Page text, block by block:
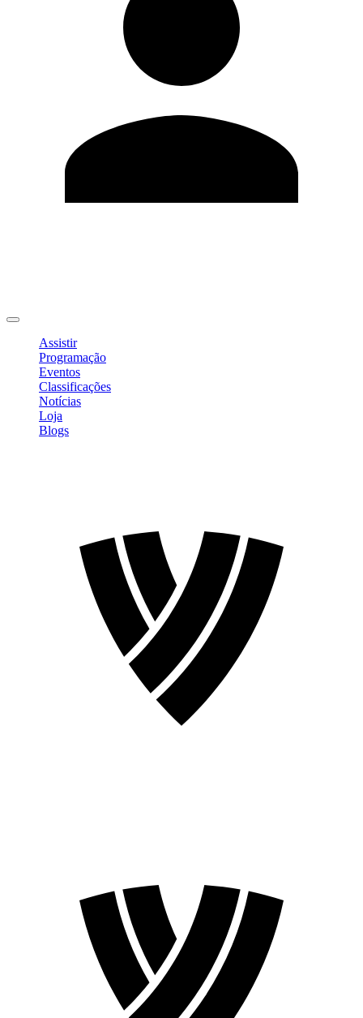
Assistir
Programação
Eventos
Classificações
Notícias
Loja
Blogs